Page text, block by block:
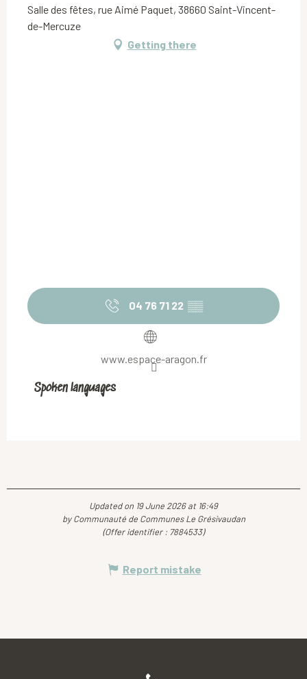
Salle des fêtes, rue Aimé Paquet, 38660 Saint-Vincent-
de-Mercuze
Getting there
04 76 71 22 ▒▒
www.espace-aragon.fr
Spoken languages
Spoken languages
Updated on 19 June 2026 at 16:49
by Communauté de Communes Le Grésivaudan
(Offer identifier : 7884533)
Report mistake